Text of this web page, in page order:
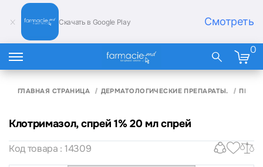
Скачать в Google Play Смотреть
0
ГЛАВНАЯ СТРАНИЦА ДЕРМАТОЛОГИЧЕСКИЕ ПРЕПАРАТЫ.
Клотримазол, спрей 1% 20 мл спрей
Код товара : 14309